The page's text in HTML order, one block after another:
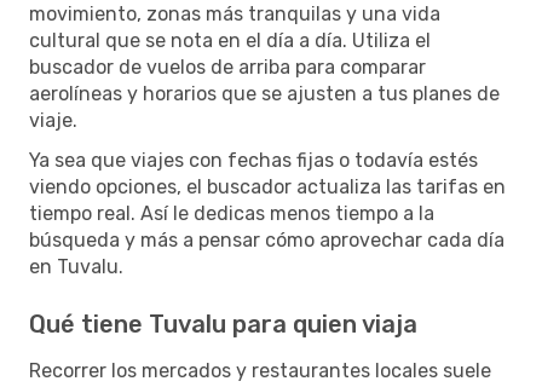
movimiento, zonas más tranquilas y una vida
cultural que se nota en el día a día. Utiliza el
buscador de vuelos de arriba para comparar
aerolíneas y horarios que se ajusten a tus planes de
viaje.
Ya sea que viajes con fechas fijas o todavía estés
viendo opciones, el buscador actualiza las tarifas en
tiempo real. Así le dedicas menos tiempo a la
búsqueda y más a pensar cómo aprovechar cada día
en Tuvalu.
Qué tiene Tuvalu para quien viaja
Recorrer los mercados y restaurantes locales suele